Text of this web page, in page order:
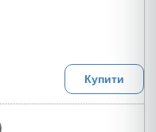
Купити